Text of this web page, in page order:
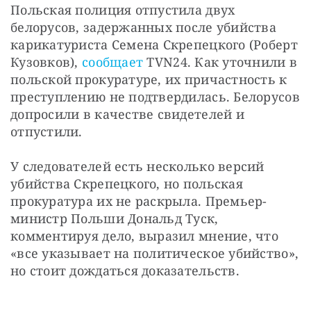
Польская полиция отпустила двух
белорусов, задержанных после убийства
карикатуриста Семена Скрепецкого (Роберт
Кузовков), сообщает TVN24. Как уточнили в
польской прокуратуре, их причастность к
преступлению не подтвердилась. Белорусов
допросили в качестве свидетелей и
отпустили.
У следователей есть несколько версий
убийства Скрепецкого, но польская
прокуратура их не раскрыла. Премьер-
министр Польши Дональд Туск,
комментируя дело, выразил мнение, что
«все указывает на политическое убийство»,
но стоит дождаться доказательств.